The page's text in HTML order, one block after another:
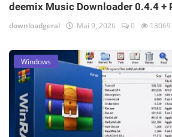
deemix Music Downloader 0.4.4 +
downloadgeral Mai 9, 2026 0 13069
Windows